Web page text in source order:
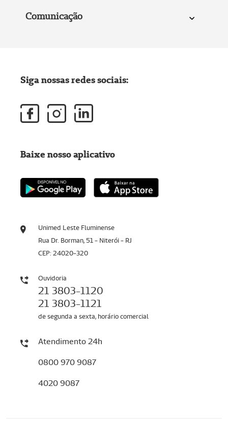
Comunicação
Unimed Leste Fluminense
Rua Dr. Borman, 51 - Niterói - RJ
CEP: 24020-320
Ouvidoria
21 3803-1120
21 3803-1121
de segunda a sexta, horário comercial
Atendimento 24h
0800 970 9087
4020 9087
Siga nossas redes sociais:
Baixe nosso aplicativo